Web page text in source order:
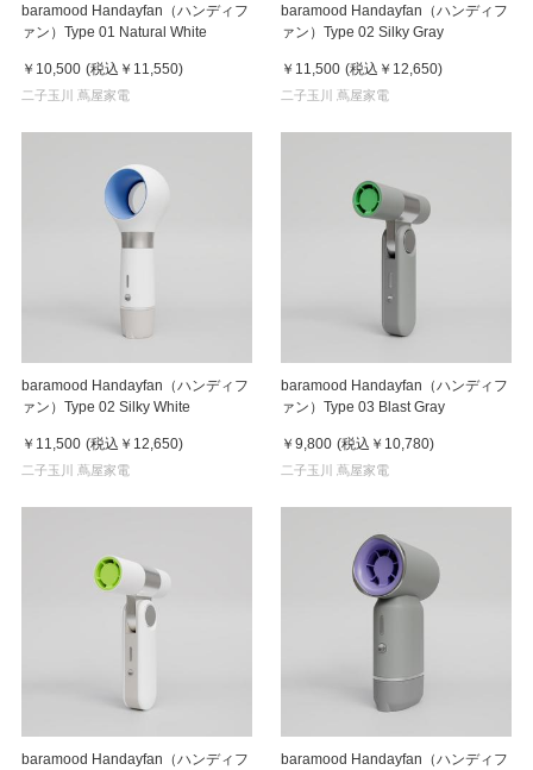
baramood Handayfan（ハンディフ
ァン）Type 01 Natural White
￥10,500 (税込 ￥11,550)
二子玉川 蔦屋家電
baramood Handayfan（ハンディフ
ァン）Type 02 Silky Gray
￥11,500 (税込 ￥12,650)
二子玉川 蔦屋家電
baramood Handayfan（ハンディフ
ァン）Type 02 Silky White
￥11,500 (税込 ￥12,650)
二子玉川 蔦屋家電
baramood Handayfan（ハンディフ
ァン）Type 03 Blast Gray
￥9,800 (税込 ￥10,780)
二子玉川 蔦屋家電
baramood Handayfan（ハンディフ
baramood Handayfan（ハンディフ